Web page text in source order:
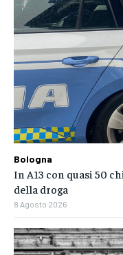
Bologna
In A13 con quasi 50
della droga
8 Agosto 2026